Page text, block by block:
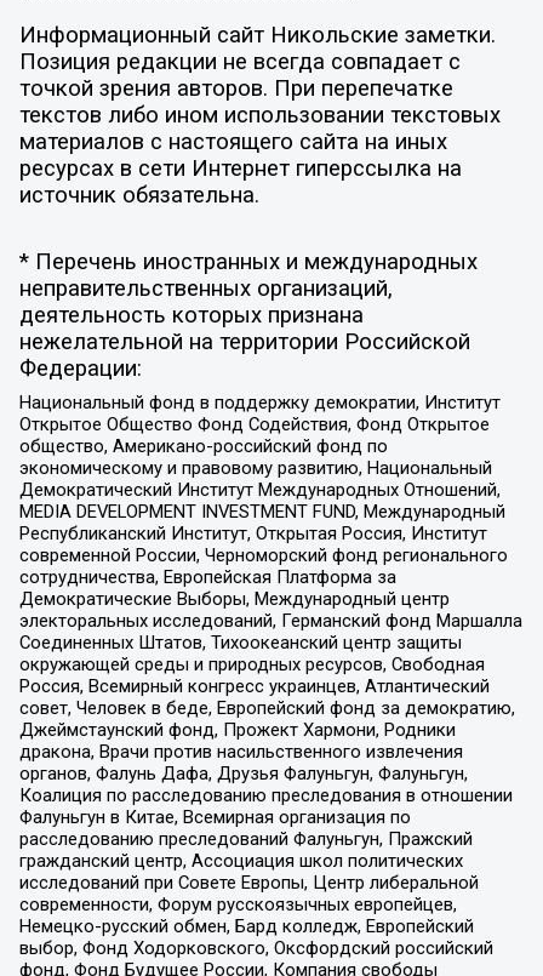
Информационный сайт Никольские заметки.
Позиция редакции не всегда совпадает с
точкой зрения авторов. При перепечатке
текстов либо ином использовании текстовых
материалов с настоящего сайта на иных
ресурсах в сети Интернет гиперссылка на
источник обязательна.
* Перечень иностранных и международных
неправительственных организаций,
деятельность которых признана
нежелательной на территории Российской
Федерации:
Национальный фонд в поддержку демократии, Институт
Открытое Общество Фонд Содействия, Фонд Открытое
общество, Американо-российский фонд по
экономическому и правовому развитию, Национальный
Демократический Институт Международных Отношений,
MEDIA DEVELOPMENT INVESTMENT FUND, Международный
Республиканский Институт, Открытая Россия, Институт
современной России, Черноморский фонд регионального
сотрудничества, Европейская Платформа за
Демократические Выборы, Международный центр
электоральных исследований, Германский фонд Маршалла
Соединенных Штатов, Тихоокеанский центр защиты
окружающей среды и природных ресурсов, Свободная
Россия, Всемирный конгресс украинцев, Атлантический
совет, Человек в беде, Европейский фонд за демократию,
Джеймстаунский фонд, Прожект Хармони, Родники
дракона, Врачи против насильственного извлечения
органов, Фалунь Дафа, Друзья Фалуньгун, Фалуньгун,
Коалиция по расследованию преследования в отношении
Фалуньгун в Китае, Всемирная организация по
расследованию преследований Фалуньгун, Пражский
гражданский центр, Ассоциация школ политических
исследований при Совете Европы, Центр либеральной
современности, Форум русскоязычных европейцев,
Немецко-русский обмен, Бард колледж, Европейский
выбор, Фонд Ходорковского, Оксфордский российский
фонд, Фонд Будущее России, Компания свободы